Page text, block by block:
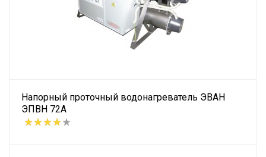
Напорный проточный водонагреватель ЭВАН
ЭПВН 72А